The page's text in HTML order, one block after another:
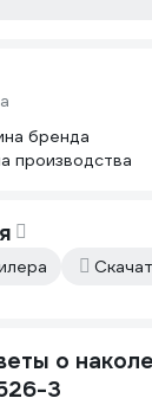
бренда
производства
о
3